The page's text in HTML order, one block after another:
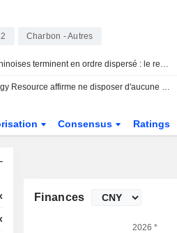
Charbon - Autres
Les actions chinoises terminent en ordre dispersé : le repli de la tech compense la hausse des matières premières et de l'or ; Fuji-Ta Bicycle bondit de 115 %
Haohua Energy Resource affirme ne disposer d'aucune information non publiée pour expliquer la flambée de son titre
Consensus Ratings
Finances
2026 *